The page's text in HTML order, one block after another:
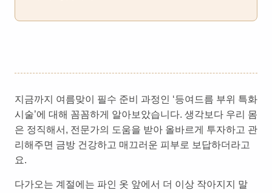
지금까지 여름맞이 필수 준비 과정인 ‘등여드름 부위 특화
시술’에 대해 꼼꼼하게 알아보았습니다. 생각보다 우리 몸
은 정직해서, 전문가의 도움을 받아 올바르게 투자하고 관
리해주면 금방 건강하고 매끄러운 피부로 보답하더라고
요.
다가오는 계절에는 파인 옷 앞에서 더 이상 작아지지 말